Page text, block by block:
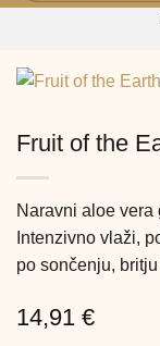
Fruit of the
Naravni aloe vera
Intenzivno vlaži,
po sončenju,
14,91 €